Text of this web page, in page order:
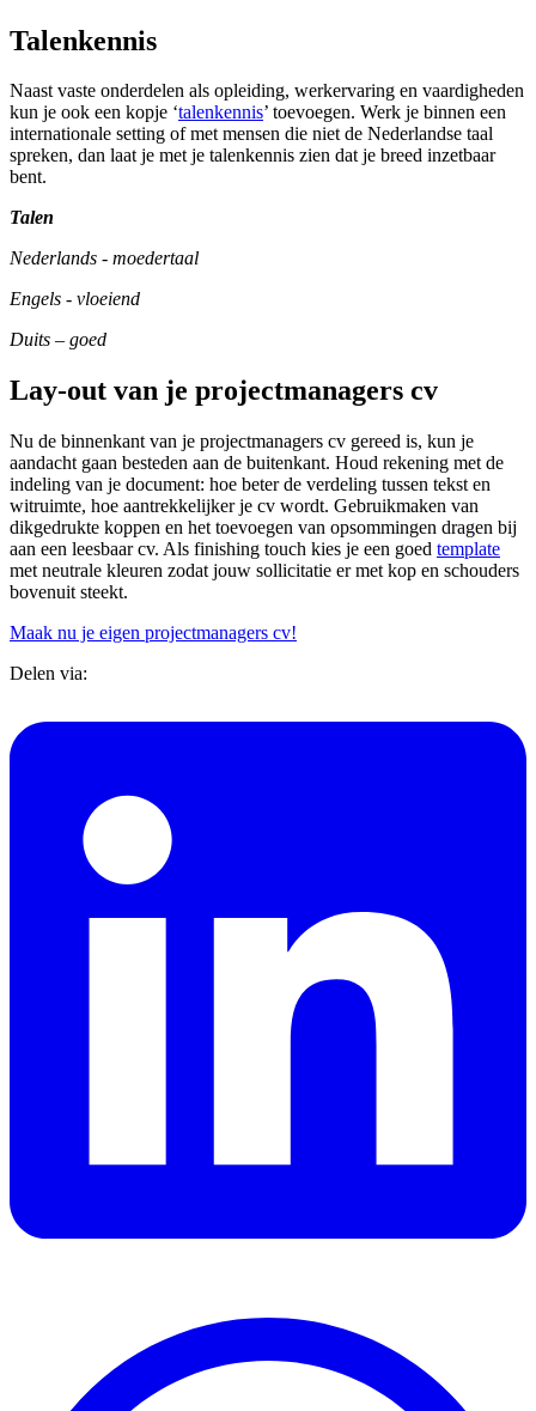
Talenkennis
Naast vaste onderdelen als opleiding, werkervaring en vaardigheden
kun je ook een kopje ‘talenkennis’ toevoegen. Werk je binnen een
internationale setting of met mensen die niet de Nederlandse taal
spreken, dan laat je met je talenkennis zien dat je breed inzetbaar
bent.
Talen
Nederlands - moedertaal
Engels - vloeiend
Duits – goed
Lay-out van je projectmanagers cv
Nu de binnenkant van je projectmanagers cv gereed is, kun je
aandacht gaan besteden aan de buitenkant. Houd rekening met de
indeling van je document: hoe beter de verdeling tussen tekst en
witruimte, hoe aantrekkelijker je cv wordt. Gebruikmaken van
dikgedrukte koppen en het toevoegen van opsommingen dragen bij
aan een leesbaar cv. Als finishing touch kies je een goed template
met neutrale kleuren zodat jouw sollicitatie er met kop en schouders
bovenuit steekt.
Maak nu je eigen projectmanagers cv!
Delen via: